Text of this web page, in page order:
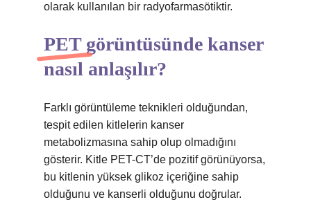
olarak kullanılan bir radyofarmasötiktir.
PET görüntüsünde kanser
nasıl anlaşılır?
Farklı görüntüleme teknikleri olduğundan,
tespit edilen kitlelerin kanser
metabolizmasına sahip olup olmadığını
gösterir. Kitle PET-CT’de pozitif görünüyorsa,
bu kitlenin yüksek glikoz içeriğine sahip
olduğunu ve kanserli olduğunu doğrular.